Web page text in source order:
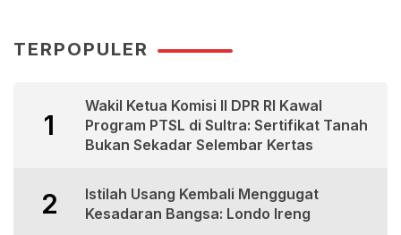
TERPOPULER
1
Wakil Ketua Komisi II DPR RI Kawal
Program PTSL di Sultra: Sertifikat Tanah
Bukan Sekadar Selembar Kertas
2
Istilah Usang Kembali Menggugat
Kesadaran Bangsa: Londo Ireng